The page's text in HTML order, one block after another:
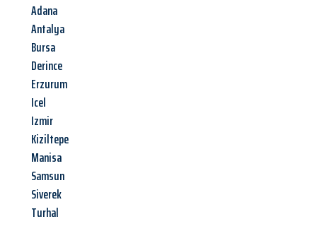
Adana
Antalya
Bursa
Derince
Erzurum
Icel
Izmir
Kiziltepe
Manisa
Samsun
Siverek
Turhal